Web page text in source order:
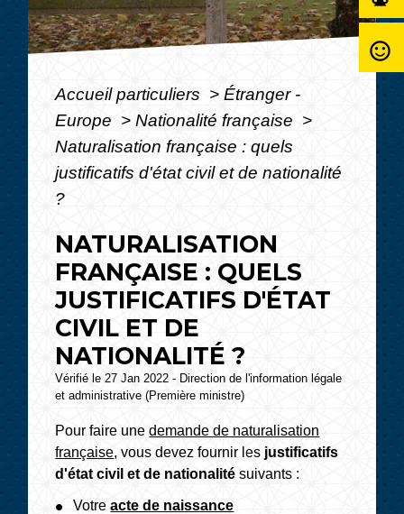
Accueil particuliers > Étranger -
Europe > Nationalité française >
Naturalisation française : quels
justificatifs d'état civil et de nationalité
?
NATURALISATION
FRANÇAISE : QUELS
JUSTIFICATIFS D'ÉTAT
CIVIL ET DE
NATIONALITÉ ?
Vérifié le 27 Jan 2022 - Direction de l'information légale
et administrative (Première ministre)
Pour faire unedemande de naturalisation
française, vous devez fournir les justificatifs
d'état civil et de nationalité suivants :
Votreacte de naissance
sentiment_satisfied_alt